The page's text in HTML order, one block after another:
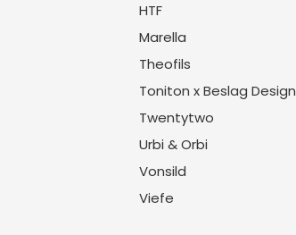
HTF
Marella
Theofils
Toniton x Beslag Design
Twentytwo
Urbi & Orbi
Vonsild
Viefe